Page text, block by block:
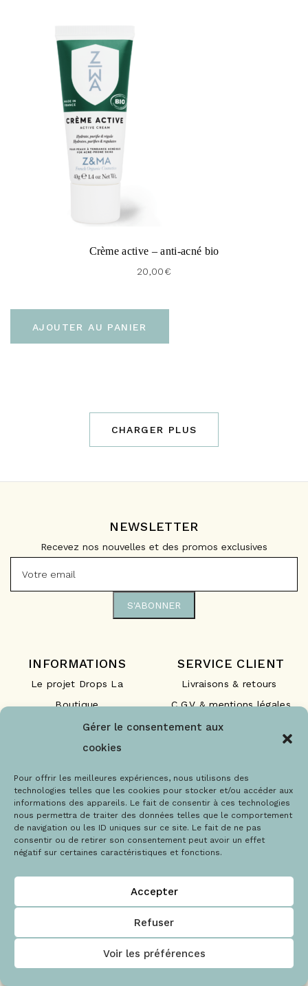
Gérer le consentement aux
cookies
Pour offrir les meilleures expériences, nous utilisons des
technologies telles que les cookies pour stocker et/ou accéder aux
informations des appareils. Le fait de consentir à ces technologies
nous permettra de traiter des données telles que le comportement
de navigation ou les ID uniques sur ce site. Le fait de ne pas
consentir ou de retirer son consentement peut avoir un effet
négatif sur certaines caractéristiques et fonctions.
Accepter
Refuser
Voir les préférences
Crème active – anti-acné bio
20,00€
AJOUTER AU PANIER
CHARGER PLUS
@Copyright 2021 – Drops la boutique
INFORMATIONS
Le projet Drops La
Boutique
Nos engagements
Les labels
SERVICE CLIENT
Livraisons & retours
C.G.V & mentions légales
F.A.Q
NEWSLETTER
Recevez nos nouvelles et des promos exclusives